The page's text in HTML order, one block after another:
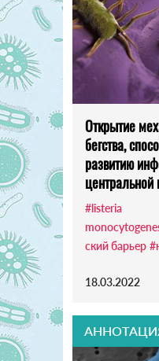
Открытие
бегства,
развитию
центральной
#listeria
ский барьер
18.03.2022